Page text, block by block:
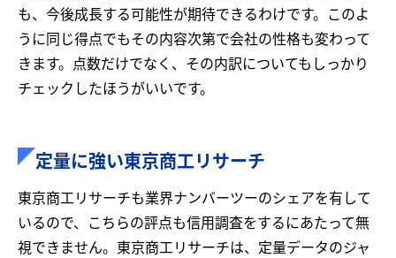
も、今後成長する可能性が期待できるわけです。このよ
うに同じ得点でもその内容次第で会社の性格も変わって
きます。点数だけでなく、その内訳についてもしっかり
チェックしたほうがいいです。
定量に強い東京商工リサーチ
東京商工リサーチも業界ナンバーツーのシェアを有して
いるので、こちらの評点も信用調査をするにあたって無
視できません。東京商工リサーチは、定量データのジャ